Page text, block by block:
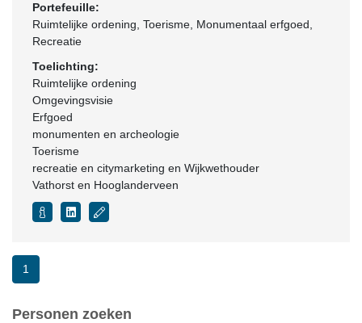
Portefeuille:
Ruimtelijke ordening, Toerisme, Monumentaal erfgoed,
Recreatie
Toelichting:
Ruimtelijke ordening
Omgevingsvisie
Erfgoed
monumenten en archeologie
Toerisme
recreatie en citymarketing en Wijkwethouder
Vathorst en Hooglanderveen
1
Personen zoeken